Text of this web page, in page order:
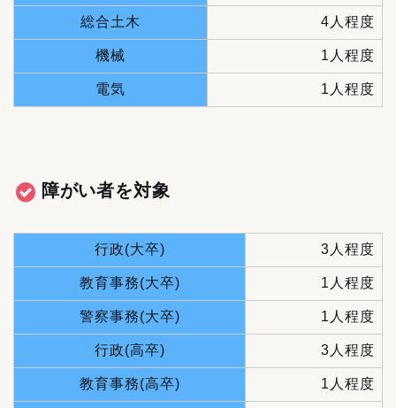
総合土木 4人程度
機械 1人程度
電気 1人程度
障がい者を対象
行政(大卒) 3人程度
教育事務(大卒) 1人程度
警察事務(大卒) 1人程度
行政(高卒) 3人程度
教育事務(高卒) 1人程度